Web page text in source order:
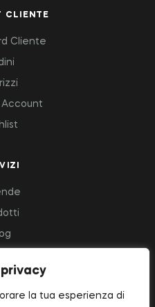
la tua esperienza di
CLIENTE
Cliente
Account
– All Rights Reserved.